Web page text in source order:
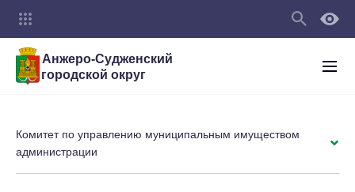
Анжеро-Судженский
городской округ
Комитет по управлению муниципальным имуществом
администрации